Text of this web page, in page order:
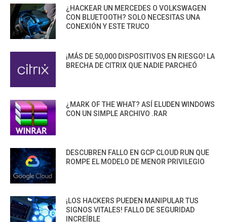
¿HACKEAR UN MERCEDES O VOLKSWAGEN
CON BLUETOOTH? SOLO NECESITAS UNA
CONEXIÓN Y ESTE TRUCO
¡MÁS DE 50,000 DISPOSITIVOS EN RIESGO! LA
BRECHA DE CITRIX QUE NADIE PARCHEÓ
¿MARK OF THE WHAT? ASÍ ELUDEN WINDOWS
CON UN SIMPLE ARCHIVO .RAR
DESCUBREN FALLO EN GCP CLOUD RUN QUE
ROMPE EL MODELO DE MENOR PRIVILEGIO
¡LOS HACKERS PUEDEN MANIPULAR TUS
SIGNOS VITALES! FALLO DE SEGURIDAD
INCREÍBLE